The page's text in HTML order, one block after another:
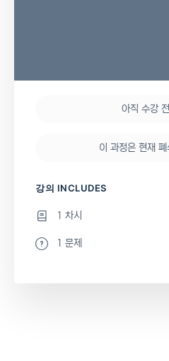
아직 수강
이 과정은 현재
강의 INCLUDES
1 차시
1 문제